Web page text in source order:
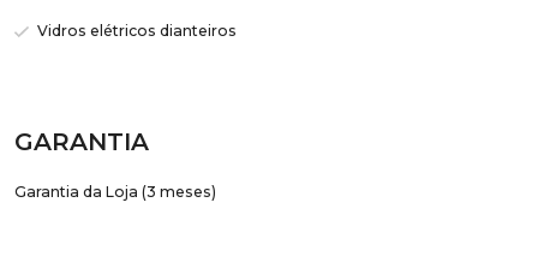
Vidros elétricos dianteiros
GARANTIA
Garantia da Loja (3 meses)